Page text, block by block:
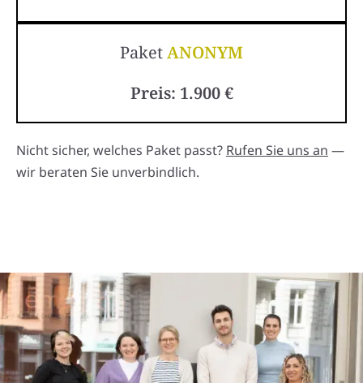
PaketANONYM
Preis: 1.900 €
Nicht sicher, welches Paket passt? Rufen Sie uns an —
wir beraten Sie unverbindlich.